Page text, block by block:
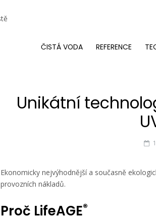
ČISTÁ VODA REFERENCE
Unikátní
Ekonomicky nejvýhodnější a současně
provozních nákladů.
Proč LifeAGE®